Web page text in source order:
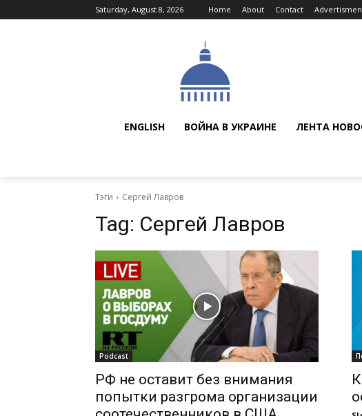
Saturday, August 8, 2026 Home About Contact
ENGLISH ВОЙНА В УКРАИНЕ ЛЕНТА
Тэги Сергей Лавров
Tag: Сергей Лавров
Podcast
РФ не оставит без внимания
попытки разгрома организации